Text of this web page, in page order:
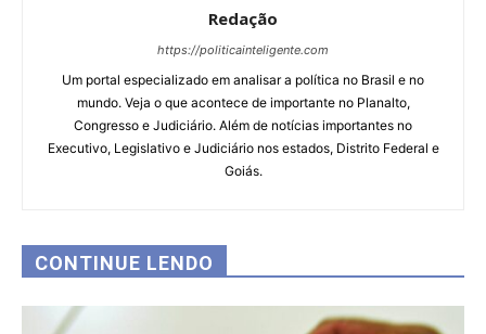
Redação
https://politicainteligente.com
Um portal especializado em analisar a política no Brasil e no
mundo. Veja o que acontece de importante no Planalto,
Congresso e Judiciário. Além de notícias importantes no
Executivo, Legislativo e Judiciário nos estados, Distrito Federal e
Goiás.
CONTINUE LENDO